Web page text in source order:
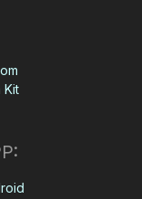
Kit